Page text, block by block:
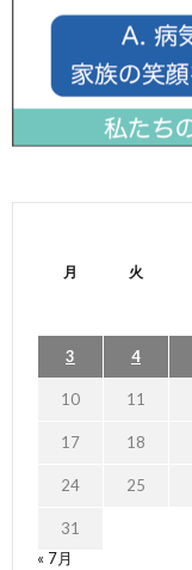
月 火
3 4
10 11
17 18
24 25
31
« 7月